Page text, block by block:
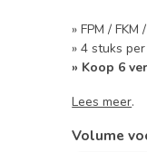
» FPM / FKM
» 4 stuks
» Koop 6
Lees meer.
Volume